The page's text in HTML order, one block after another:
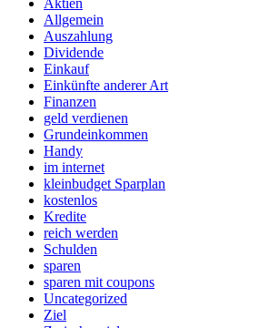
Allgemein
Auszahlung
Dividende
Einkauf
Einkünfte anderer Art
Finanzen
geld verdienen
Grundeinkommen
Handy
im internet
kleinbudget Sparplan
kostenlos
Kredite
reich werden
Schulden
sparen
sparen mit coupons
Uncategorized
Ziel